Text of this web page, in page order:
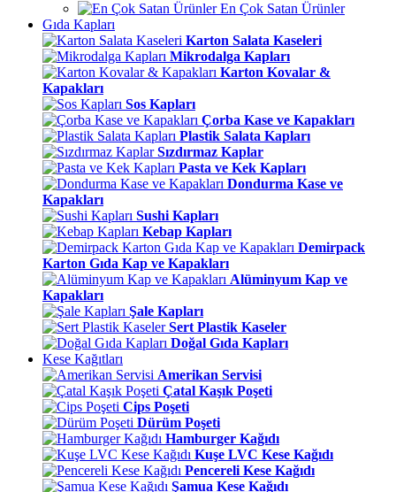
En Çok Satan Ürünler
Gıda Kapları
Karton Salata Kaseleri
Mikrodalga Kapları
Karton Kovalar &
Kapakları
Sos Kapları
Çorba Kase ve Kapakları
Plastik Salata Kapları
Sızdırmaz Kaplar
Pasta ve Kek Kapları
Dondurma Kase ve
Kapakları
Sushi Kapları
Kebap Kapları
Demirpack
Karton Gıda Kap ve Kapakları
Alüminyum Kap ve
Kapakları
Şale Kapları
Sert Plastik Kaseler
Doğal Gıda Kapları
Kese Kağıtları
Amerikan Servisi
Çatal Kaşık Poşeti
Cips Poşeti
Dürüm Poşeti
Hamburger Kağıdı
Kuşe LVC Kese Kağıdı
Pencereli Kese Kağıdı
Şamua Kese Kağıdı